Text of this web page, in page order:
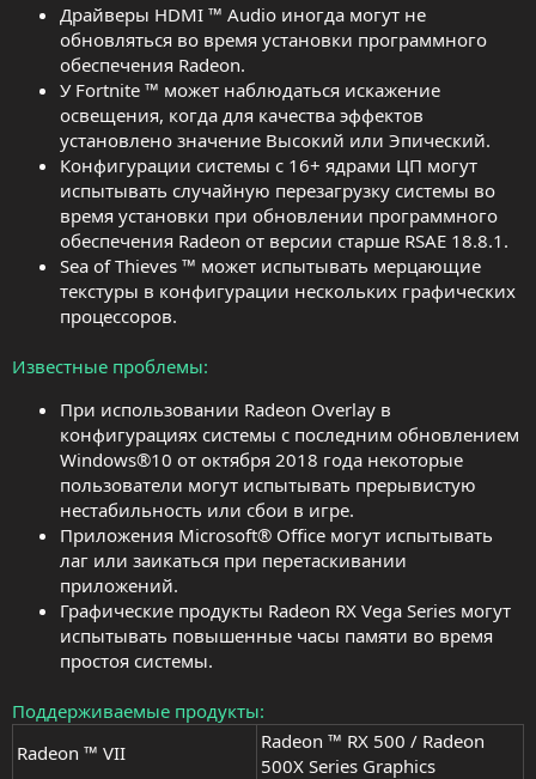
Драйверы HDMI ™ Audio иногда могут не
обновляться во время установки программного
обеспечения Radeon.
У Fortnite ™ может наблюдаться искажение
освещения, когда для качества эффектов
установлено значение Высокий или Эпический.
Конфигурации системы с 16+ ядрами ЦП могут
испытывать случайную перезагрузку системы во
время установки при обновлении программного
обеспечения Radeon от версии старше RSAE 18.8.1.
Sea of Thieves ™ может испытывать мерцающие
текстуры в конфигурации нескольких графических
процессоров.
Известные проблемы
При использовании Radeon Overlay в
конфигурациях системы с последним обновлением
Windows®10 от октября 2018 года некоторые
пользователи могут испытывать прерывистую
нестабильность или сбои в игре.
Приложения Microsoft® Office могут испытывать
лаг или заикаться при перетаскивании
приложений.
Графические продукты Radeon RX Vega Series могут
испытывать повышенные часы памяти во время
простоя системы.
Поддерживаемые продукты
Radeon ™ VII
Radeon ™ RX 500 / Radeon
500X Series Graphics